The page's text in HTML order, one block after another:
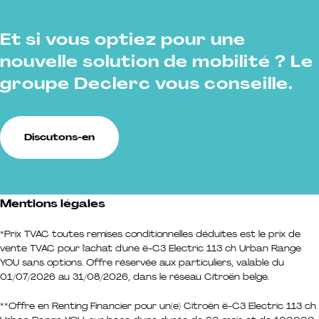
Et si vous optiez pour une
nouvelle solution de mobilité ? Le
groupe Declerc vous conseille.
Discutons-en
Mentions légales
*Prix TVAC toutes remises conditionnelles déduites est le prix de
vente TVAC pour l'achat d'une ë-C3 Electric 113 ch Urban Range
YOU sans options. Offre réservée aux particuliers, valable du
01/07/2026 au 31/08/2026, dans le réseau Citroën belge.
**Offre en Renting Financier pour un(e) Citroën ë-C3 Electric 113 ch